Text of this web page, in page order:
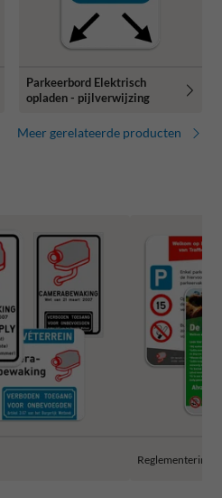
Parkeerbord Elektrisch
opladen - pijlverwijzing
Meer gerelateerde producten